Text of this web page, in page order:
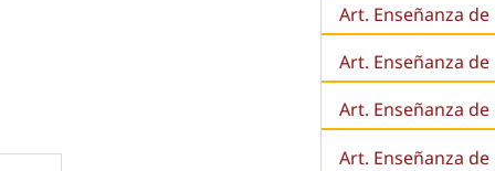
Art. Enseñanza de
Art. Enseñanza de
Art. Enseñanza
Art. Enseñanza